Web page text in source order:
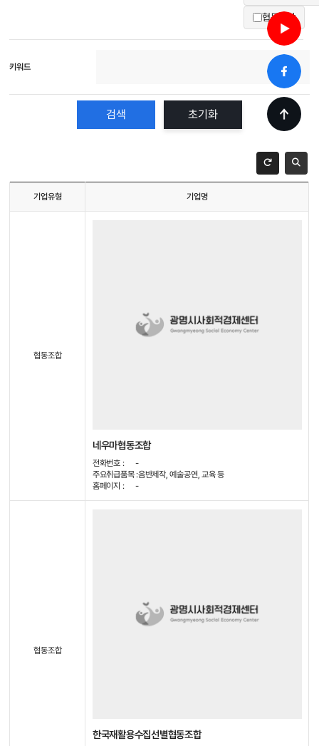
협동조합
키워드
초기화
기업유형 기업명
협동조합
네우마협동조합
전화번호 :
-
주요취급품목 :음반제작, 예술공연, 교육 등
홈페이지 :
-
협동조합
한국재활용수집선별협동조합